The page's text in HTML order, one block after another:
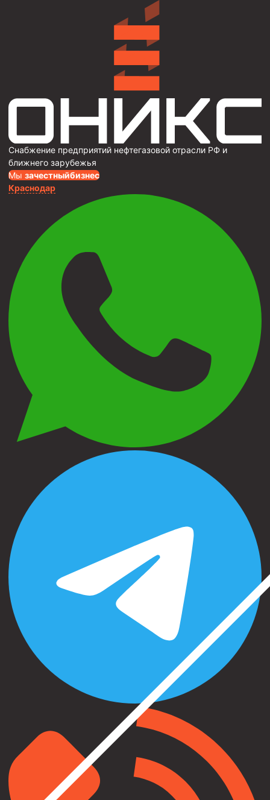
Снабжение предприятий нефтегазовой отрасли РФ и
ближнего зарубежья
Мы зачестныйбизнес
Краснодар